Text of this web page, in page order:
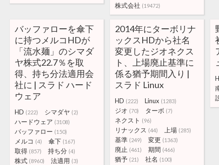
株式会社 (19472)
バッファローを傘下
に持つメルコHDが
「流水麺」のシマダ
ヤ株式22.7％を取
得、持ち分法適用会
社に | スラド ハード
ウェア
HD (222) シマダヤ (2)
ハードウェア (3108)
バッファロー (150)
メルコ (4) 傘下 (167)
取得 (857) 持ち分 (4)
株式 (8960) 法適用 (3)
2014年にターボリナ
ックスHDから社名
変更したジオネクス
ト、上場廃止基準に
係る猶予期間入り |
スラド Linux
HD (222) Linux (1283)
ジオ (70) ターボ (7)
ネクスト (96)
リナックス (44) 上場 (285)
基準 (249) 変更 (1363)
廃止 (461) 期間 (466)
猶予 (21) 社名 (100)